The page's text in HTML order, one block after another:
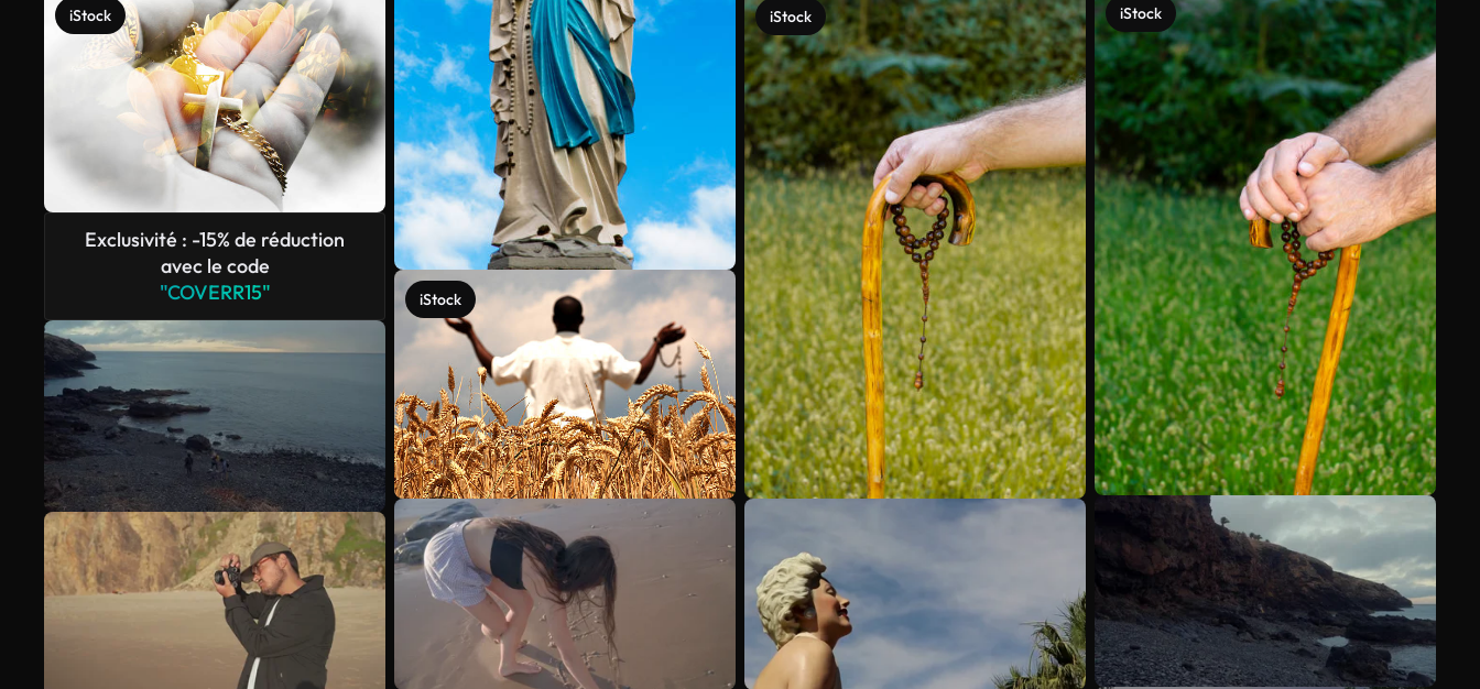
iStock
Exclusivité : -15% de réduction
avec le code
"COVERR15"
iStock
iStock iStock